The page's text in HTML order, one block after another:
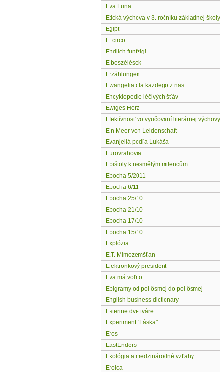
Eva Luna
Etická výchova v 3. ročníku základnej školy
Egipt
El circo
Endlich funfzig!
Elbeszélések
Erzählungen
Ewangelia dla kazdego z nas
Encyklopedie léčivých šťáv
Ewiges Herz
Efektívnosť vo vyučovaní literárnej výchovy
Ein Meer von Leidenschaft
Evanjeliá podľa Lukáša
Eurovrahovia
Epištoly k nesmělým milencům
Epocha 5/2011
Epocha 6/11
Epocha 25/10
Epocha 21/10
Epocha 17/10
Epocha 15/10
Explózia
E.T. Mimozemšťan
Elektronkový president
Eva má voľno
Epigramy od pol ôsmej do pol ôsmej
English business dictionary
Esterine dve tváre
Experiment "Láska"
Eros
EastEnders
Ekológia a medzinárodné vzťahy
Eroica